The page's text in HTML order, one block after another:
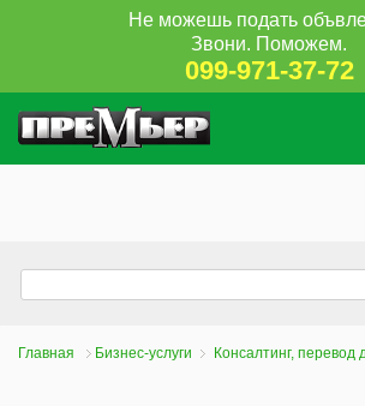
Не можешь подать
Звони. Поможем.
099-971-37-72
Главная Бизнес-услуги Консалтинг, перевод